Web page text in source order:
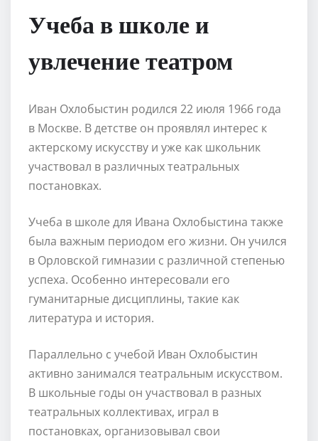
Учеба в школе и
увлечение театром
Иван Охлобыстин родился 22 июля 1966 года
в Москве. В детстве он проявлял интерес к
актерскому искусству и уже как школьник
участвовал в различных театральных
постановках.
Учеба в школе для Ивана Охлобыстина также
была важным периодом его жизни. Он учился
в Орловской гимназии с различной степенью
успеха. Особенно интересовали его
гуманитарные дисциплины, такие как
литература и история.
Параллельно с учебой Иван Охлобыстин
активно занимался театральным искусством.
В школьные годы он участвовал в разных
театральных коллективах, играл в
постановках, организовывал свои